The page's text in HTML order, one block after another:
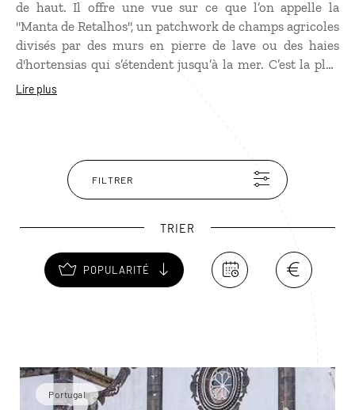
de haut. Il offre une vue sur ce que l’on appelle la
"Manta de Retalhos", un patchwork de champs agricoles
divisés par des murs en pierre de lave ou des haies
d'hortensias qui s’étendent jusqu’à la mer. C’est la plus
grande zone de production laitière des Açores,
Lire plus
FILTRER
TRIER
POPULARITÉ
Portugal